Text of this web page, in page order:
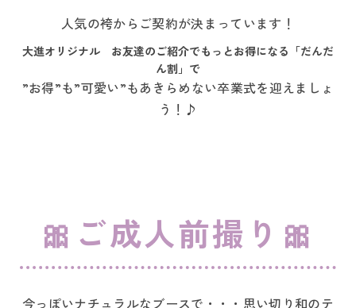
人気の袴からご契約が決まっています！
大進オリジナル お友達のご紹介でもっとお得になる「だんだ
ん割」で
”お得”も”可愛い”もあきらめない卒業式を迎えましょ
う！♪
🎀ご成人前撮り🎀
今っぽいナチュラルなブースで・・・思い切り和のテ